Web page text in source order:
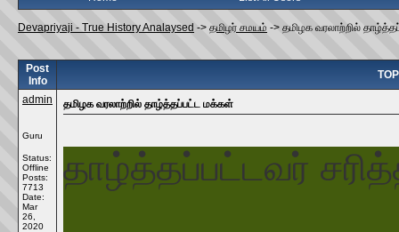
Devapriyaji - True History Analaysed -> தமிழர் சமயம் -> தமிழக வரலாற்றில்
Post
Info
admin
Guru
Status:
Offline
Posts:
7713
Date:
Mar
26,
2020
தமிழக வரலாற்றில் தாழ்த்தப்பட்ட மக்கள்
தாழ்த்தப்பட்டவர்